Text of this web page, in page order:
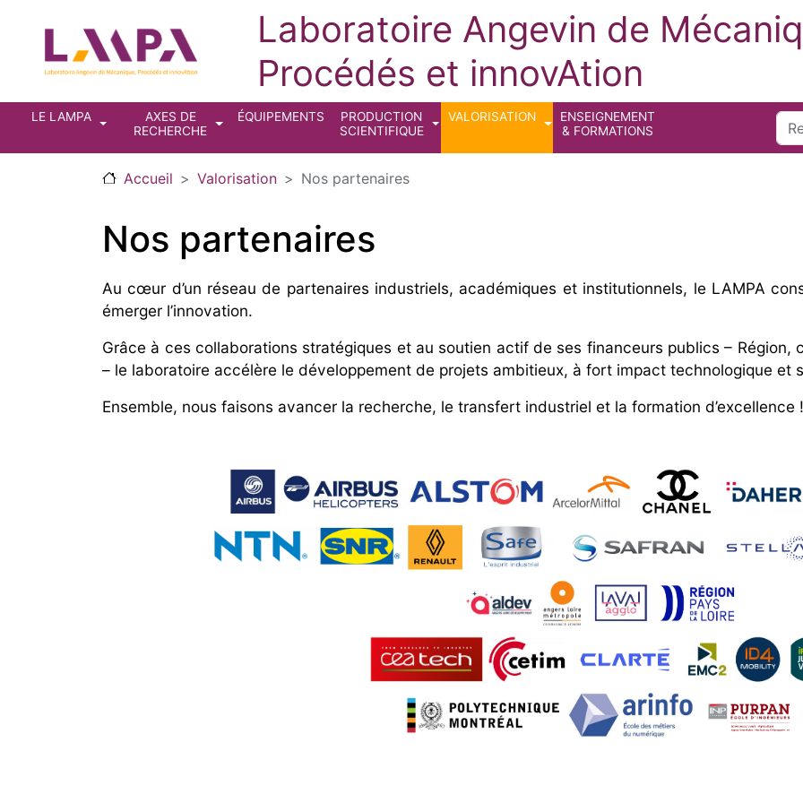
Laboratoire Angevin de
Procédés et innovAtion
Navigation principale
LE LAMPA
AXES DE
RECHERCHE
ÉQUIPEMENTS
PRODUCTION
SCIENTIFIQUE
VALORISATION
ENSEIGNEMENT
& FORMATIONS
Accueil Valorisation Nos partenaires
Nos partenaires
Au cœur d’un réseau de partenaires industriels, académiques et institutionnels, le LAMPA
émerger l’innovation.
Grâce à ces collaborations stratégiques et au soutien actif de ses financeurs publics – Région,
– le laboratoire accélère le développement de projets ambitieux, à fort impact technologique et
Ensemble, nous faisons avancer la recherche, le transfert industriel et la formation d’excellence !